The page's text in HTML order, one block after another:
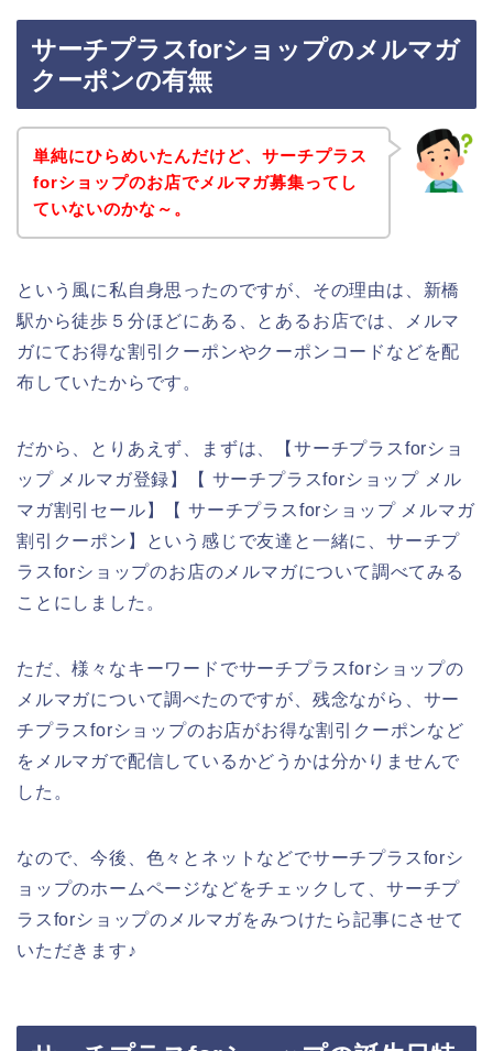
サーチプラスforショップのメルマガ
クーポンの有無
単純にひらめいたんだけど、サーチプラス
forショップのお店でメルマガ募集ってし
ていないのかな～。
という風に私自身思ったのですが、その理由は、新橋
駅から徒歩５分ほどにある、とあるお店では、メルマ
ガにてお得な割引クーポンやクーポンコードなどを配
布していたからです。
だから、とりあえず、まずは、【サーチプラスforショ
ップ メルマガ登録】【 サーチプラスforショップ メル
マガ割引セール】【 サーチプラスforショップ メルマガ
割引クーポン】という感じで友達と一緒に、サーチプ
ラスforショップのお店のメルマガについて調べてみる
ことにしました。
ただ、様々なキーワードでサーチプラスforショップの
メルマガについて調べたのですが、残念ながら、サー
チプラスforショップのお店がお得な割引クーポンなど
をメルマガで配信しているかどうかは分かりませんで
した。
なので、今後、色々とネットなどでサーチプラスforシ
ョップのホームページなどをチェックして、サーチプ
ラスforショップのメルマガをみつけたら記事にさせて
いただきます♪